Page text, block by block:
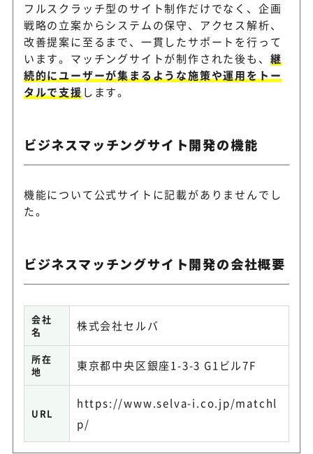
フルスクラッチ型のサイト制作だけでなく、企画
戦略の立案からシステムの保守、アクセス解析、
改善提案に至るまで、一貫したサポートを行って
います。マッチングサイトが制作された後も、 継
続的にユーザーが集まるような施策や運用をトー
タルで支援します。
ビジネスマッチングサイト開発の機能
機能について公式サイトに記載がありませんでし
た。
ビジネスマッチングサイト開発の会社概要
会社
名
株式会社セルバ
所在
地
東京都中央区銀座1-3-3 G1ビル7F
URL
https://www.selva-i.co.jp/matchl
p/